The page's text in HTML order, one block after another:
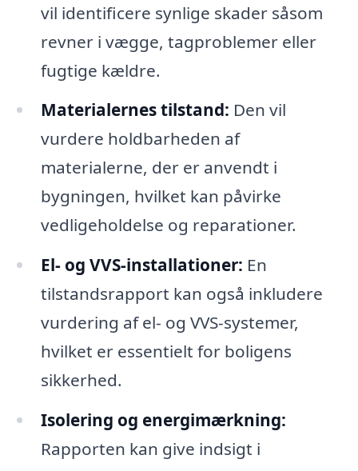
vil identificere synlige skader såsom
revner i vægge, tagproblemer eller
fugtige kældre.
Materialernes tilstand: Den vil
vurdere holdbarheden af
materialerne, der er anvendt i
bygningen, hvilket kan påvirke
vedligeholdelse og reparationer.
El- og VVS-installationer: En
tilstandsrapport kan også inkludere
vurdering af el- og VVS-systemer,
hvilket er essentielt for boligens
sikkerhed.
Isolering og energimærkning:
Rapporten kan give indsigt i